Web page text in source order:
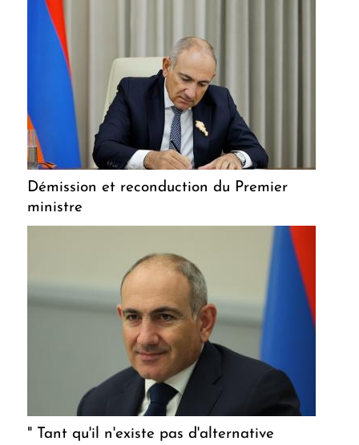
Démission et reconduction du Premier
ministre
" Tant qu'il n'existe pas d'alternative